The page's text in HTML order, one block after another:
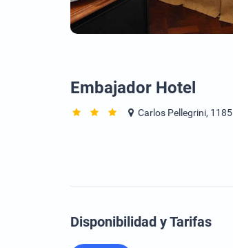
Embajador Hotel
Carlos Pellegrini, 1185
Disponibilidad y Tarifas